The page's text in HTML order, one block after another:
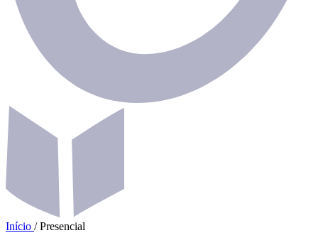
Início / Presencial